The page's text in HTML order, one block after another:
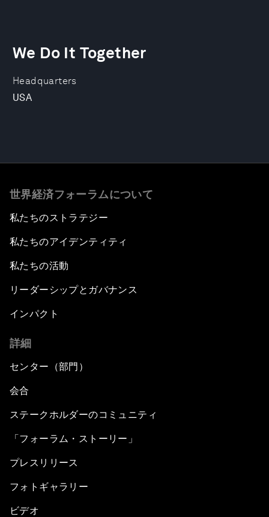
Headquarters
USA
We Do It Together
世界経済フォーラムについて
私たちのストラテジー
私たちのアイデンティティ
私たちの活動
リーダーシップとガバナンス
インパクト
詳細
センター（部門）
会合
ステークホルダーのコミュニティ
「フォーラム・ストーリー」
プレスリリース
フォトギャラリー
ビデオ